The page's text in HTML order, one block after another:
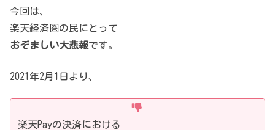
今回は、
楽天経済圏の民にとって
おぞましい大悲報です。
2021年2月1日より、
楽天Payの決済における